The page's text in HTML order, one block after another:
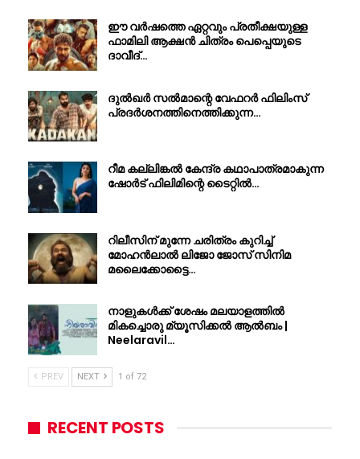
ഈ വർഷത്തെ ഏറ്റവും പ്രതീക്ഷയുള്ള
ഫാമിലി ആക്ഷൻ ചിത്രം പെപ്പെയുടെ
ദാവീദ്…
ദുൽഖർ സൽമാന്റെ വേഫറർ ഫിലിംസ്
പ്രദർശനത്തിനെത്തിക്കുന്ന…
റീമ കല്ലിങ്കൽ കേന്ദ്ര കഥാപാത്രമാകുന്ന
ഷോർട് ഫിലിമിന്റെ ടൈറ്റിൽ…
റിലീസിന് മുന്നേ ചരിത്രം കുറിച്ച്
മോഹൻലാൽ ലിജോ ജോസ് സിനിമ
മലൈക്കോട്ടൈ…
നാളുകൾക്ക് ശേഷം മലയാളത്തിൽ
മികച്ചൊരു മ്യൂസിക്കൽ ആൽബം |
Neelaravil…
PREV NEXT 1 of 72
RECENT POSTS